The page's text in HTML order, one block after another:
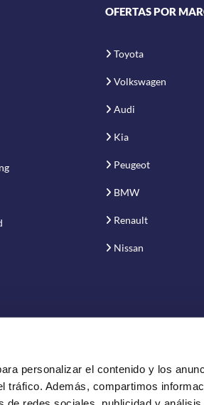
personalizar el contenido y los
tráfico. Además, compartimos
OFERTAS POR
Toyota
Volkswagen
Audi
Kia
Peugeot
BMW
Renault
Nissan